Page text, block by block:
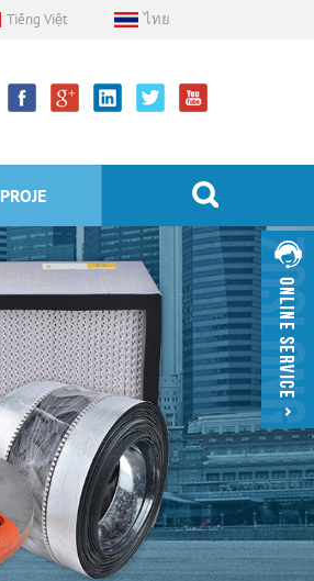
Tiếng Việt ไทย
PROJE